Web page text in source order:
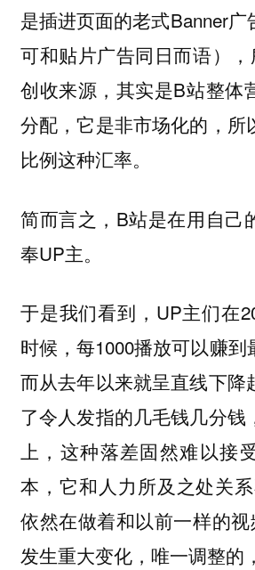
是插进页面的老式Banner广
可和贴片广告同日而语）
创收来源，其实是B站整体
分配，它是非市场化的，所
比例这种汇率。
简而言之，B站是在用自己
奉UP主。
于是我们看到，UP主们在
时候，每1000播放可以赚到
而从去年以来就呈直线下降
了令人发指的几毛钱几分钱
上，这种落差固然难以接
本，它和人力所及之处关
依然在做着和以前一样的
发生重大变化， 唯一调整的